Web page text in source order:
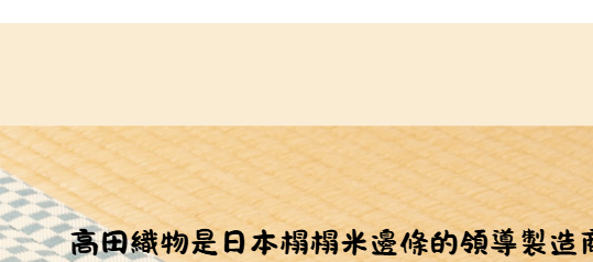
宅配
每筆NT$240